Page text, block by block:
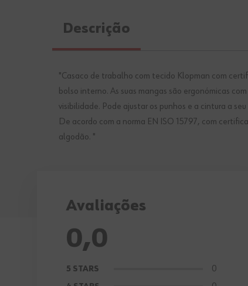
Descrição
"Casaco de trabalho com tecido Klopman com
bolso interno. As suas mangas são ergonómicas
visibilidade. Pode ajustar os punhos e a cintura a
De acordo com a norma EN ISO 15797, com
algodão. "
Avaliações
0,0
5 STARS 0